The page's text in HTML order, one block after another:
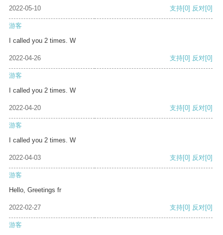
2022-05-10 支持[0] 反对[0]
游客
I called you 2 times. W
2022-04-26 支持[0] 反对[0]
游客
I called you 2 times. W
2022-04-20 支持[0] 反对[0]
游客
I called you 2 times. W
2022-04-03 支持[0] 反对[0]
游客
Hello, Greetings fr
2022-02-27 支持[0] 反对[0]
游客